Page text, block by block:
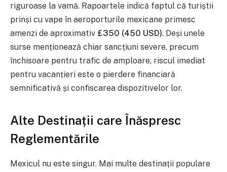
riguroase la vamă. Rapoartele indică faptul că turiștii
prinși cu vape în aeroporturile mexicane primesc
amenzi de aproximativ £350 (450 USD). Deși unele
surse menționează chiar sancțiuni severe, precum
închisoare pentru trafic de amploare, riscul imediat
pentru vacanțieri este o pierdere financiară
semnificativă și confiscarea dispozitivelor lor.
Alte Destinații care Înăspresc
Reglementările
Mexicul nu este singur. Mai multe destinații populare